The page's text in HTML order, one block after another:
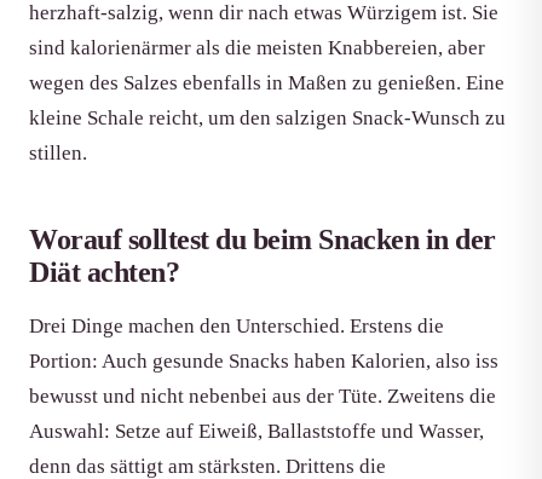
herzhaft-salzig, wenn dir nach etwas Würzigem ist. Sie
sind kalorienärmer als die meisten Knabbereien, aber
wegen des Salzes ebenfalls in Maßen zu genießen. Eine
kleine Schale reicht, um den salzigen Snack-Wunsch zu
stillen.
Worauf solltest du beim Snacken in der
Diät achten?
Drei Dinge machen den Unterschied. Erstens die
Portion: Auch gesunde Snacks haben Kalorien, also iss
bewusst und nicht nebenbei aus der Tüte. Zweitens die
Auswahl: Setze auf Eiweiß, Ballaststoffe und Wasser,
denn das sättigt am stärksten. Drittens die